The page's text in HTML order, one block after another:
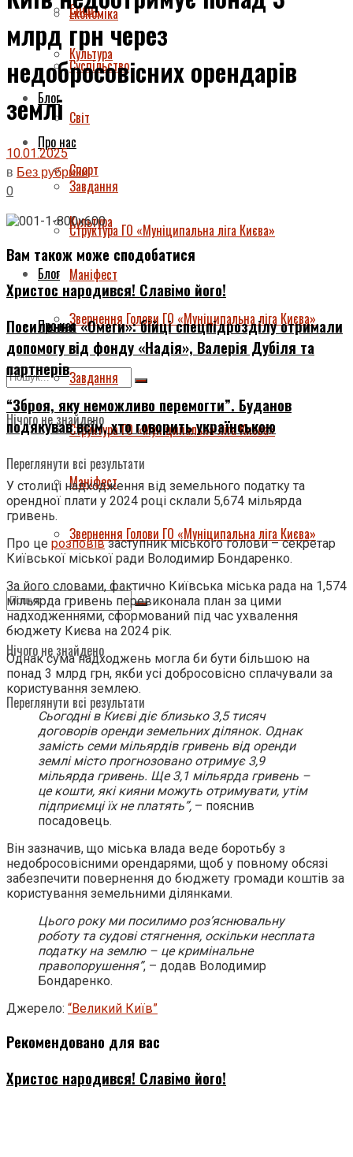
Спорт
Культура
Блог
Про нас
Завдання
Структура ГО «Муніципальна ліга Києва»
Маніфест
Звернення Голови ГО «Муніципальна ліга Києва»
Нічого не знайдено
Переглянути всі результати
Економіка
Суспільство
Світ
Спорт
Культура
Блог
Про нас
Завдання
Структура ГО «Муніципальна ліга Києва»
Маніфест
Звернення Голови ГО «Муніципальна ліга Києва»
Нічого не знайдено
Переглянути всі результати
млрд грн через
недобросовісних орендарів
землі
10.01.2025
в Без рубрики
0
Вам також може сподобатися
Христос народився! Славімо його!
Посилення «Омеги»: бійці спецпідрозділу отримали
допомогу від фонду «Надія», Валерія Дубіля та
партнерів
“Зброя, яку неможливо перемогти”. Буданов
подякував всім, хто говорить українською
У столиці надходження від земельного податку та
орендної плати у 2024 році склали 5,674 мільярда
гривень.
Про це розповівзаступник міського голови – секретар
Київської міської ради Володимир Бондаренко.
За його словами, фактично Київська міська рада на 1,574
мільярда гривень перевиконала план за цими
надходженнями, сформований під час ухвалення
бюджету Києва на 2024 рік.
Однак сума надходжень могла би бути більшою на
понад 3 млрд грн, якби усі добросовісно сплачували за
користування землею.
Сьогодні в Києві діє близько 3,5 тисяч
договорів оренди земельних ділянок. Однак
замість семи мільярдів гривень від оренди
землі місто прогнозовано отримує 3,9
мільярда гривень. Ще 3,1 мільярда гривень –
це кошти, які кияни можуть отримувати, утім
підприємці їх не платять”, – пояснив
посадовець.
Він зазначив, що міська влада веде боротьбу з
недобросовісними орендарями, щоб у повному обсязі
забезпечити повернення до бюджету громади коштів за
користування земельними ділянками.
Цього року ми посилимо роз’яснювальну
роботу та судові стягнення, оскільки несплата
податку на землю – це кримінальне
правопорушення”, – додав Володимир
Бондаренко.
Джерело: “Великий Київ”
Рекомендовано для вас
Христос народився! Славімо його!